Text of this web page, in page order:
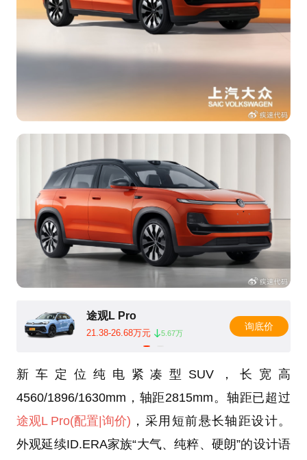
途观L Pro
21.38-26.68万元 5.67万
询底价
新车定位纯电紧凑型SUV，长宽高
4560/1896/1630mm，轴距2815mm。轴距已超过
途观L Pro(配置 |询价) ，采用短前悬长轴距设计。
外观延续ID.ERA家族“大气、纯粹、硬朗”的设计语